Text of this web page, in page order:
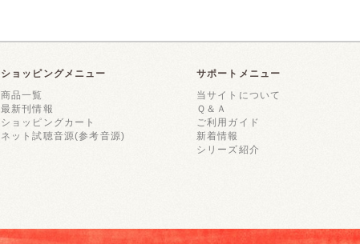
ショッピングメニュー
商品一覧
最新刊情報
ショッピングカート
ネット試聴音源(参考音源)
サポートメニュー
当サイトについて
Ｑ＆Ａ
ご利用ガイド
新着情報
シリーズ紹介